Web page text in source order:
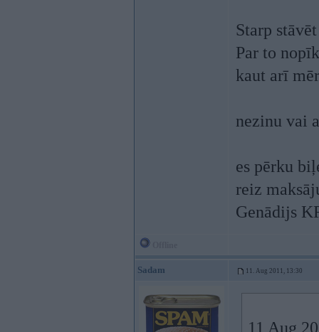
Starp
Par to
kaut arī
nezinu vai
es pērku
reiz
Genādijs
Sadam 11. Aug 2011, 13:30
11 Aug